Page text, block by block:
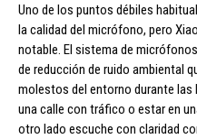
Uno de los puntos débiles
la calidad del micrófono, pero
notable. El sistema de
de reducción de ruido ambiental
molestos del entorno durante las
una calle con tráfico o estar en
otro lado escuche con claridad